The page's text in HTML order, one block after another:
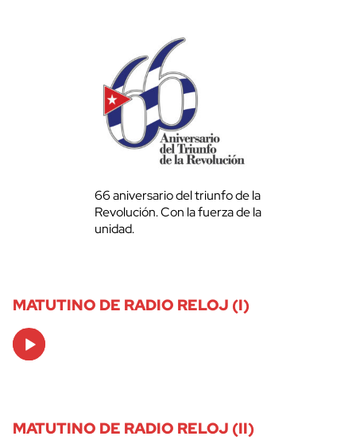
66 aniversario del triunfo de la
Revolución. Con la fuerza de la
unidad.
MATUTINO DE RADIO RELOJ (I)
Audio
Player
MATUTINO DE RADIO RELOJ (II)